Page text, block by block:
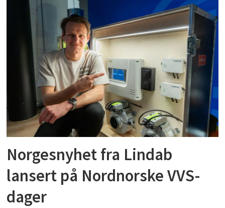
Norgesnyhet fra Lindab
lansert på Nordnorske VVS-
dager